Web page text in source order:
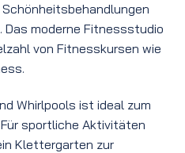
Das moderne Fitnessstudio
von Fitnesskursen wie
Whirlpools ist ideal zum
sportliche Aktivitäten
Klettergarten zur